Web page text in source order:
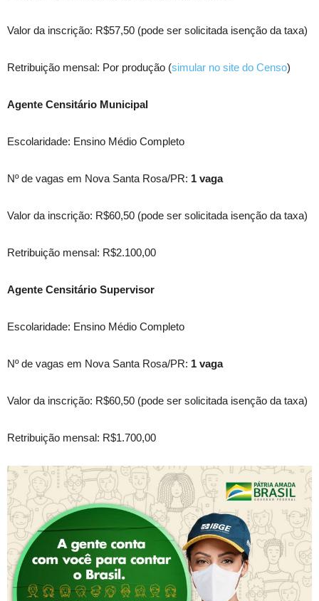
Valor da inscrição: R$57,50 (pode ser solicitada isenção da taxa)
Retribuição mensal: Por produção (simular no site do Censo)
Agente Censitário Municipal
Escolaridade: Ensino Médio Completo
Nº de vagas em Nova Santa Rosa/PR: 1 vaga
Valor da inscrição: R$60,50 (pode ser solicitada isenção da taxa)
Retribuição mensal: R$2.100,00
Agente Censitário Supervisor
Escolaridade: Ensino Médio Completo
Nº de vagas em Nova Santa Rosa/PR: 1 vaga
Valor da inscrição: R$60,50 (pode ser solicitada isenção da taxa)
Retribuição mensal: R$1.700,00